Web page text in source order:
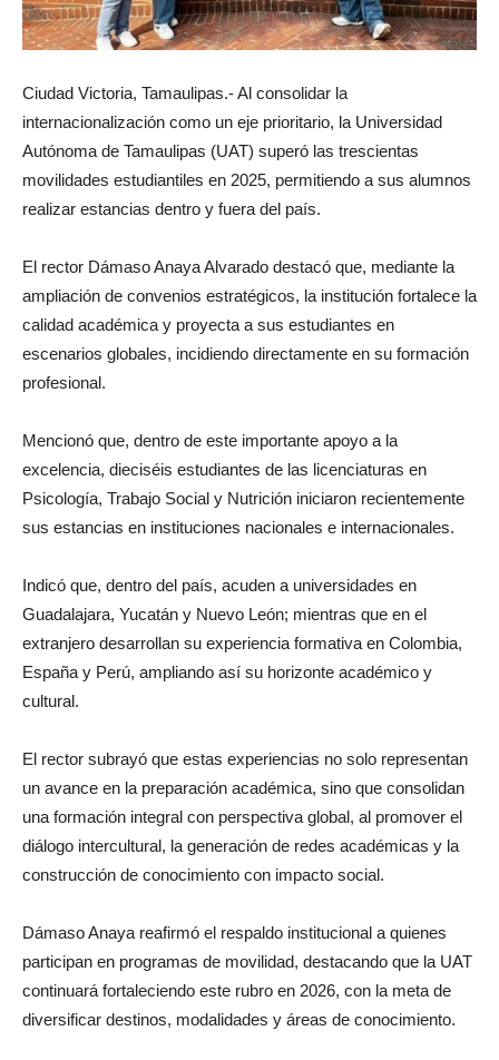
Ciudad Victoria, Tamaulipas.- Al consolidar la
internacionalización como un eje prioritario, la Universidad
Autónoma de Tamaulipas (UAT) superó las trescientas
movilidades estudiantiles en 2025, permitiendo a sus alumnos
realizar estancias dentro y fuera del país.
El rector Dámaso Anaya Alvarado destacó que, mediante la
ampliación de convenios estratégicos, la institución fortalece la
calidad académica y proyecta a sus estudiantes en
escenarios globales, incidiendo directamente en su formación
profesional.
Mencionó que, dentro de este importante apoyo a la
excelencia, dieciséis estudiantes de las licenciaturas en
Psicología, Trabajo Social y Nutrición iniciaron recientemente
sus estancias en instituciones nacionales e internacionales.
Indicó que, dentro del país, acuden a universidades en
Guadalajara, Yucatán y Nuevo León; mientras que en el
extranjero desarrollan su experiencia formativa en Colombia,
España y Perú, ampliando así su horizonte académico y
cultural.
El rector subrayó que estas experiencias no solo representan
un avance en la preparación académica, sino que consolidan
una formación integral con perspectiva global, al promover el
diálogo intercultural, la generación de redes académicas y la
construcción de conocimiento con impacto social.
Dámaso Anaya reafirmó el respaldo institucional a quienes
participan en programas de movilidad, destacando que la UAT
continuará fortaleciendo este rubro en 2026, con la meta de
diversificar destinos, modalidades y áreas de conocimiento.